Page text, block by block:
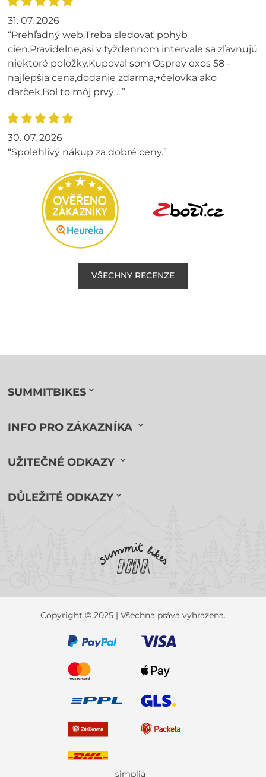
31. 07. 2026
“Prehľadný web.Treba sledovať pohyb
cien.Pravidelne,asi v tyždennom intervale sa zľavnujú
niektoré položky.Kupoval som Osprey exos 58 -
najlepšia cena,dodanie zdarma,+čelovka ako
darček.Bol to môj prvý ...”
30. 07. 2026
“Spolehlivý nákup za dobré ceny.”
VŠECHNY RECENZE
SUMMITBIKES
INFO PRO ZÁKAZNÍKA
UŽITEČNÉ ODKAZY
DŮLEŽITÉ ODKAZY
Copyright © 2025 | Všechna práva vyhrazena.
simplia